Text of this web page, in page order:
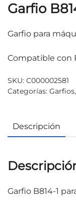
Garfio
Garfio para
Compatible con
SKU: C000002581
Categorías: Garfios,
Descripción
Garfio B814-1